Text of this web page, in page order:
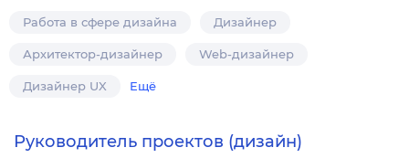
Работа в сфере дизайна Дизайнер
Архитектор-дизайнер Web-дизайнер
Дизайнер UX Ещё
Руководитель проектов (дизайн)